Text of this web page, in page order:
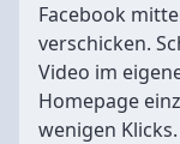
Facebook
verschicken.
Video im
Homepage
wenigen Klicks.